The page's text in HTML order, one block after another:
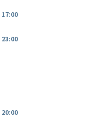
17:00
23:00
20:00